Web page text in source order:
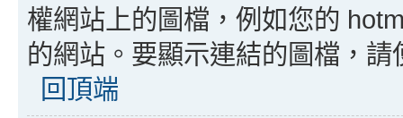
權網站上的圖檔，例如您的
的網站。要顯示連結的圖檔，
回頂端